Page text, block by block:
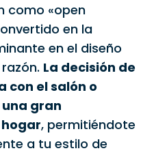
como «open
en la
en el diseño
La decisión de
con el salón o
gran
, permitiéndote
a tu estilo de